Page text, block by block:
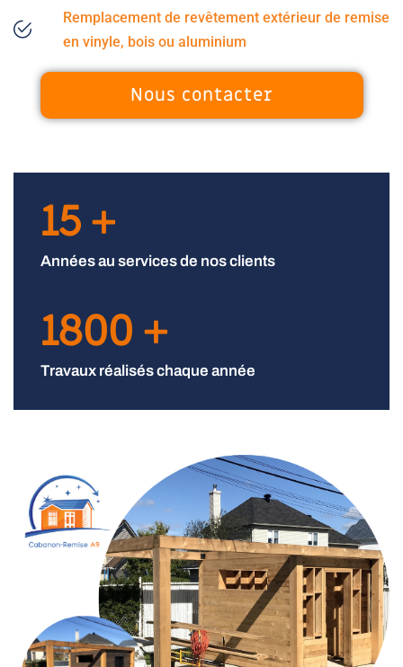
Remplacement de revêtement extérieur de remise
en vinyle, bois ou aluminium
Nous contacter
15+
Années au services de nos clients
1800 +
Travaux réalisés chaque année